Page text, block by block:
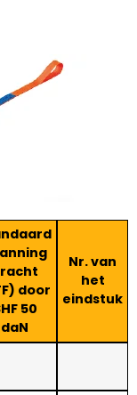
door
50
daN
Nr. van
het
eindstuk